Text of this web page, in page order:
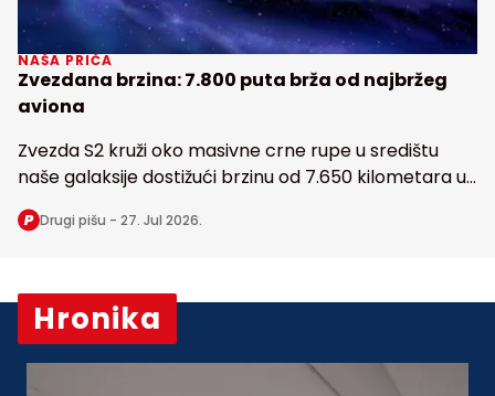
NAŠA PRIČA
Zvezdana brzina: 7.800 puta brža od najbržeg
aviona
Zvezda S2 kruži oko masivne crne rupe u središtu
naše galaksije dostižući brzinu od 7.650 kilometara u
sekundi
Drugi pišu - 27. Jul 2026.
Hronika
Vidi sve